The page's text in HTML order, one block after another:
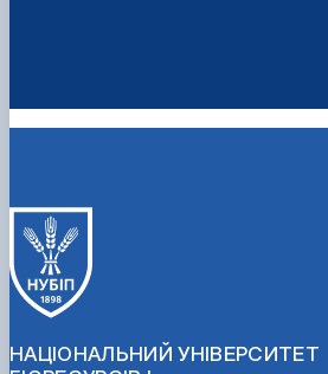
НАЦІОНАЛЬНИЙ УНІВЕРСИТЕТ